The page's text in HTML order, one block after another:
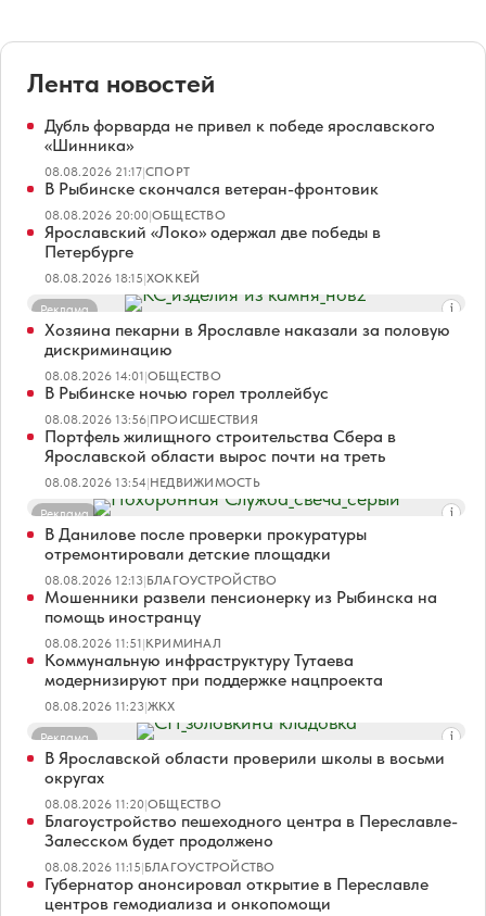
Лента новостей
Дубль форварда не привел к победе ярославского
«Шинника»
08.08.2026 21:17|СПОРТ
В Рыбинске скончался ветеран-фронтовик
08.08.2026 20:00|ОБЩЕСТВО
Ярославский «Локо» одержал две победы в
Петербурге
08.08.2026 18:15|ХОККЕЙ
Реклама
Хозяина пекарни в Ярославле наказали за половую
дискриминацию
08.08.2026 14:01|ОБЩЕСТВО
В Рыбинске ночью горел троллейбус
08.08.2026 13:56|ПРОИСШЕСТВИЯ
Портфель жилищного строительства Сбера в
Ярославской области вырос почти на треть
08.08.2026 13:54|НЕДВИЖИМОСТЬ
Реклама
В Данилове после проверки прокуратуры
отремонтировали детские площадки
08.08.2026 12:13|БЛАГОУСТРОЙСТВО
Мошенники развели пенсионерку из Рыбинска на
помощь иностранцу
08.08.2026 11:51|КРИМИНАЛ
Коммунальную инфраструктуру Тутаева
модернизируют при поддержке нацпроекта
08.08.2026 11:23|ЖКХ
Реклама
В Ярославской области проверили школы в восьми
округах
08.08.2026 11:20|ОБЩЕСТВО
Благоустройство пешеходного центра в Переславле-
Залесском будет продолжено
08.08.2026 11:15|БЛАГОУСТРОЙСТВО
Губернатор анонсировал открытие в Переславле
центров гемодиализа и онкопомощи